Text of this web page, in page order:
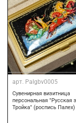
арт. Palgbv0005
Сувенирная визитница
персональная "Русская
Тройка" (роспись Палех)